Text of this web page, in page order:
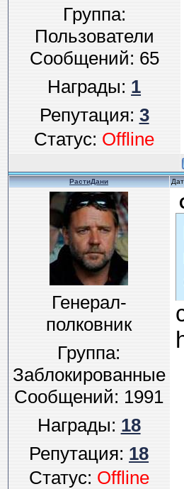
Группа:
Пользователи
Сообщений:65
Награды:1
Репутация:3
Статус:Offline
РастиДани
Генерал-
полковник
Группа:
Заблокированные
Сообщений:1991
Награды:18
Репутация:18
Статус:Offline